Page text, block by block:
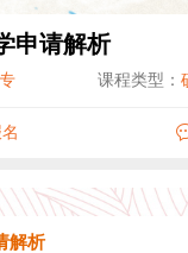
申请解析
课程类型：
解析